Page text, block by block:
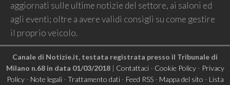
aggiornati sulle ultime notizie del settore, ai saloni ed
agli eventi; oltre a avere validi consigli su come gestire
il proprio veicolo.
Canale di Notizie.it, testata registrata presso il Tribunale di
Milano n.68 in data 01/03/2018| Contattaci- Cookie Policy- Privacy
Policy- Note legali- Trattamento dati- Feed RSS- Mappa del sito - Lista